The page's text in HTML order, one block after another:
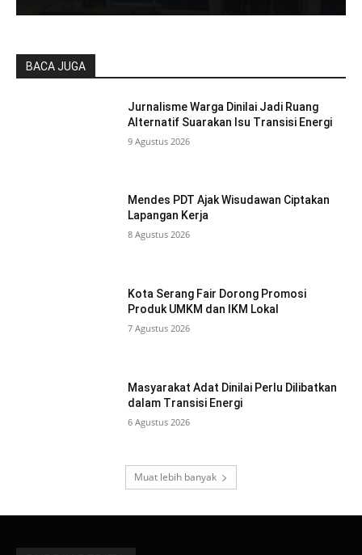
BACA JUGA
Jurnalisme Warga Dinilai Jadi Ruang
Alternatif Suarakan Isu Transisi Energi
9 Agustus 2026
Mendes PDT Ajak Wisudawan Ciptakan
Lapangan Kerja
8 Agustus 2026
Kota Serang Fair Dorong Promosi
Produk UMKM dan IKM Lokal
7 Agustus 2026
Masyarakat Adat Dinilai Perlu Dilibatkan
dalam Transisi Energi
6 Agustus 2026
Muat lebih banyak